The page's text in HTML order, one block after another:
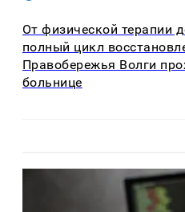
От физической терапии
полный цикл
Правобережья Волги
больнице